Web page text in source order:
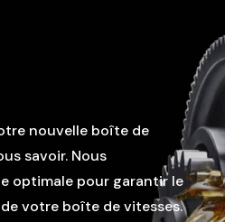
nouvelle boîte de
savoir. Nous
optimale pour garantir le
votre boîte de vitesses.